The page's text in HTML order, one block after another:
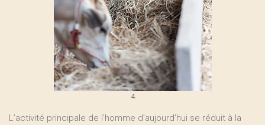
4
L’activité principale de l’homme d’aujourd’hui se réduit à la